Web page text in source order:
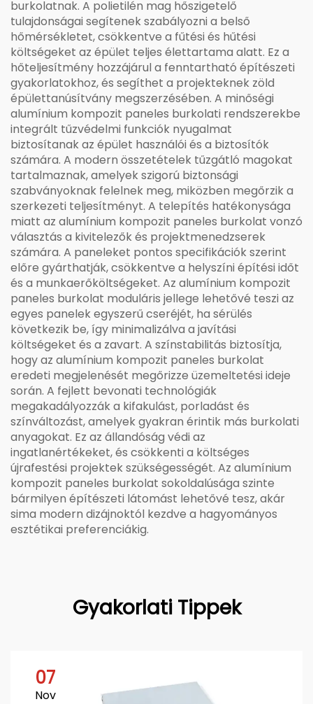
burkolatnak. A polietilén mag hőszigetelő
tulajdonságai segítenek szabályozni a belső
hőmérsékletet, csökkentve a fűtési és hűtési
költségeket az épület teljes élettartama alatt. Ez a
hőteljesítmény hozzájárul a fenntartható építészeti
gyakorlatokhoz, és segíthet a projekteknek zöld
épülettanúsítvány megszerzésében. A minőségi
alumínium kompozit paneles burkolati rendszerekbe
integrált tűzvédelmi funkciók nyugalmat
biztosítanak az épület használói és a biztosítók
számára. A modern összetételek tűzgátló magokat
tartalmaznak, amelyek szigorú biztonsági
szabványoknak felelnek meg, miközben megőrzik a
szerkezeti teljesítményt. A telepítés hatékonysága
miatt az alumínium kompozit paneles burkolat vonzó
választás a kivitelezők és projektmenedzserek
számára. A paneleket pontos specifikációk szerint
előre gyárthatják, csökkentve a helyszíni építési időt
és a munkaerőköltségeket. Az alumínium kompozit
paneles burkolat moduláris jellege lehetővé teszi az
egyes panelek egyszerű cseréjét, ha sérülés
következik be, így minimalizálva a javítási
költségeket és a zavart. A színstabilitás biztosítja,
hogy az alumínium kompozit paneles burkolat
eredeti megjelenését megőrizze üzemeltetési ideje
során. A fejlett bevonati technológiák
megakadályozzák a kifakulást, porladást és
színváltozást, amelyek gyakran érintik más burkolati
anyagokat. Ez az állandóság védi az
ingatlanértékeket, és csökkenti a költséges
újrafestési projektek szükségességét. Az alumínium
kompozit paneles burkolat sokoldalúsága szinte
bármilyen építészeti látomást lehetővé tesz, akár
sima modern dizájnoktól kezdve a hagyományos
esztétikai preferenciákig.
Gyakorlati Tippek
07
Nov